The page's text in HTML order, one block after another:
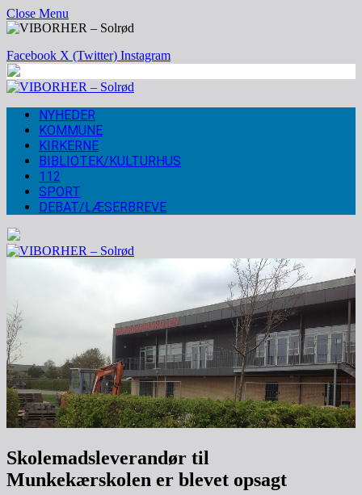
Close Menu
Facebook X (Twitter) Instagram
NYHEDER
KOMMUNE
KIRKERNE
BIBLIOTEK/KULTURHUS
112
SPORT
DEBAT/LÆSERBREVE
Skolemadsleverandør til
Munkekærskolen er blevet opsagt